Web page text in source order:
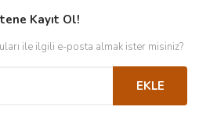
Kayıt Ol!
ile ilgili e-posta almak ister misiniz?
EKLE